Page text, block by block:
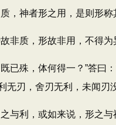
，神者形之用，是则形
质，形故非用，不得为
殊，体何得一？”答曰：
无刃，舍刃无利，未闻刃
利，或如来说，形之与